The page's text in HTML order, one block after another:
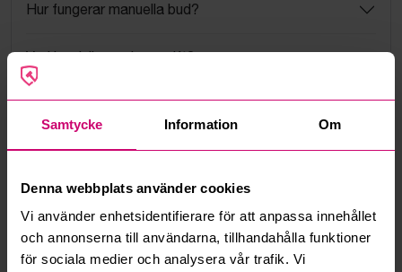
Samtycke Information Om
Denna webbplats använder cookies
Vi använder enhetsidentifierare för att anpassa innehållet
och annonserna till användarna, tillhandahålla funktioner
för sociala medier och analysera vår trafik. Vi
Hur fungerar manuella bud?
Vad innebär serviceavgift?
Vad är ett reservationspris?
Hur fungerar maxbud?
Hur fungerar budmotorn?
Kan jag ångra ett bud?